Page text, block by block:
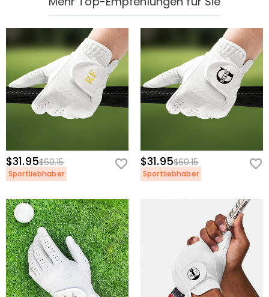
$31.95$60.15
Sportliebhaber
$31.95$60.15
Sportliebhaber